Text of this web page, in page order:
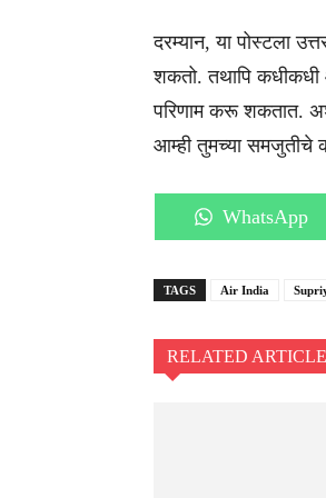
दरम्यान, या पोस्टला
शकतो. तथापि कधीकधी
परिणाम करू शकतात.
आम्ही तुमच्या समजुतीचे
Share
on
WhatsApp
TAGS Air India
RELATED